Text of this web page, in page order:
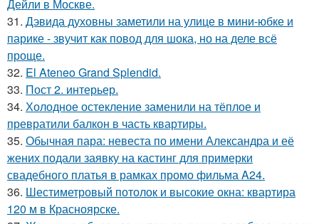
Дейли в Москве.
31. Дэвида духовны заметили на улице в мини-юбке и
парике - звучит как повод для шока, но на деле всё
проще.
32. El Ateneo Grand Splendid.
33. Пост 2. интерьер.
34. Холодное остекление заменили на тёплое и
превратили балкон в часть квартиры.
35. Обычная пара: невеста по имени Александра и её
жених подали заявку на кастинг для примерки
свадебного платья в рамках промо фильма A24.
36. Шестиметровый потолок и высокие окна: квартира
120 м в Красноярске.